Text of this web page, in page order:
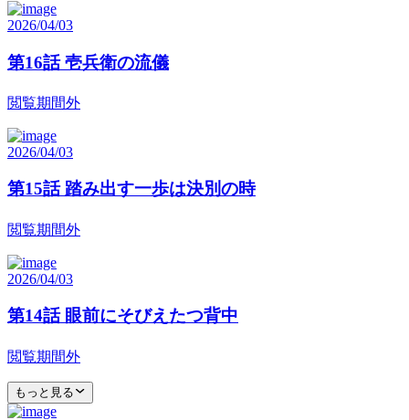
2026/04/03
第16話 壱兵衛の流儀
閲覧期間外
2026/04/03
第15話 踏み出す一歩は決別の時
閲覧期間外
2026/04/03
第14話 眼前にそびえたつ背中
閲覧期間外
もっと見る